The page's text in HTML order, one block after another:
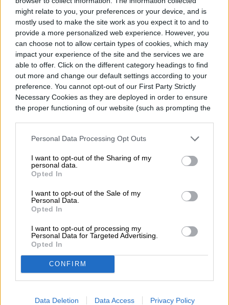
might relate to you, your preferences or your device, and is
mostly used to make the site work as you expect it to and to
provide a more personalized web experience. However, you
can choose not to allow certain types of cookies, which may
impact your experience of the site and the services we are
able to offer. Click on the different category headings to find
out more and change our default settings according to your
preference. You cannot opt-out of our First Party Strictly
Necessary Cookies as they are deployed in order to ensure
the proper functioning of our website (such as prompting the
Personal Data Processing Opt Outs
I want to opt-out of the Sharing of my
personal data.
Opted In
I want to opt-out of the Sale of my
Personal Data.
Opted In
I want to opt-out of processing my
Personal Data for Targeted Advertising.
Opted In
CONFIRM
Data Deletion Data Access Privacy Policy
Topics
NoticiasHomepage
El taekwondo virtual
resuelve el mayor miedo
de los deportes de
combate